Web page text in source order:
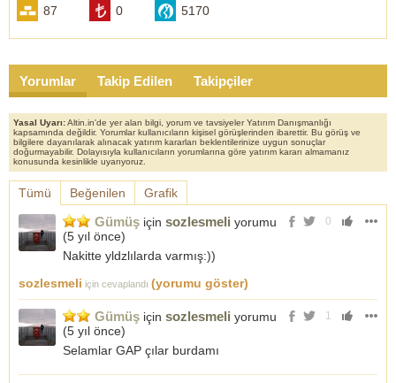
Alış
459,87 9657,2
Satış
9740,15
Alış
21 462,48 9712,11
4 Eyl 20 23:44
Alış
25 395,99 9899,84
16 Tem 20 22:54
Satış
25 390,51 9762,83
6 Tem 20 15:47
Alış
25 389,57 9739,27
2 Tem 20 16:29
Satış
26 380,78 9900,37
21 Haz 20 00:56
Alış
26 380,53 9893,82
19 May 20 19:18
Satış
26 380,2
Alış
26 383,35 9967,14
87 0 5170
Yorumlar Takip Edilen Takipçiler
Yasal Uyarı:Altin.in'de yer alan bilgi, yorum ve tavsiyeler Yatırım Danışmanlığı
kapsamında değildir. Yorumlar kullanıcıların kişisel görüşlerinden ibarettir. Bu görüş ve
bilgilere dayanılarak alınacak yatırım kararları beklentilerinize uygun sonuçlar
doğurmayabilir. Dolayısıyla kullanıcıların yorumlarına göre yatırım kararı almamanız
konusunda kesinlikle uyarıyoruz.
Tümü Beğenilen Grafik
0
Gümüş için sozlesmeli yorumu
(5 yıl önce)
Nakitte yldzlılarda varmış:))
sozlesmeli için cevaplandı (yorumu göster)
1
Gümüş için sozlesmeli yorumu
(5 yıl önce)
Selamlar GAP çılar burdamı